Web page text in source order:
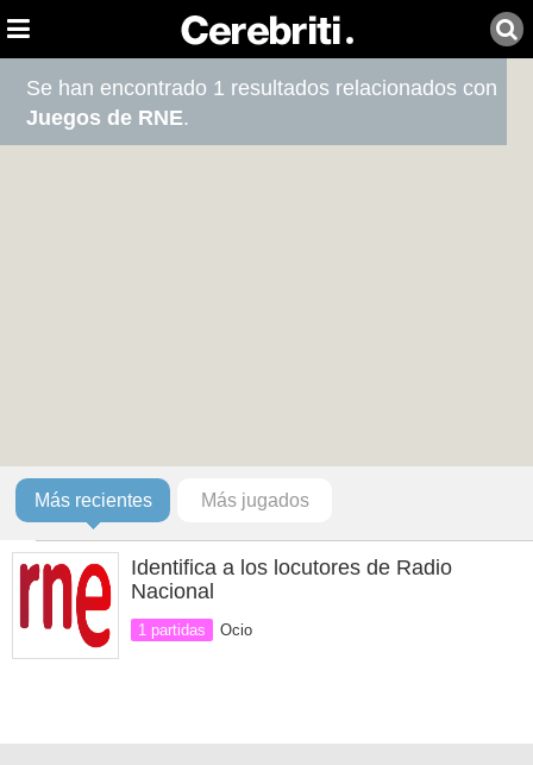
Se han encontrado 1 resultados relacionados con
Juegos de RNE.
Más recientes Más jugados
Identifica a los locutores de Radio
Nacional
1 partidas Ocio